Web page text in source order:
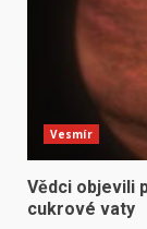
Vesmír
Vědci objevili
cukrové vaty